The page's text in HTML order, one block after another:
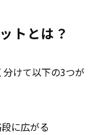
トとは？
けて以下の3つが
に広がる